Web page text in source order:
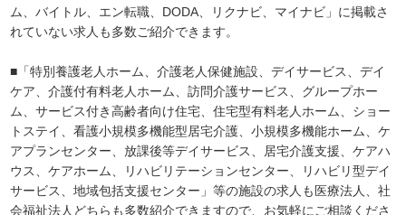
ム、バイトル、エン転職、DODA、リクナビ、マイナビ」に掲載さ
れていない求人も多数ご紹介できます。
■「特別養護老人ホーム、介護老人保健施設、デイサービス、デイ
ケア、介護付有料老人ホーム、訪問介護サービス、グループホー
ム、サービス付き高齢者向け住宅、住宅型有料老人ホーム、ショー
トステイ、看護小規模多機能型居宅介護、小規模多機能ホーム、ケ
アプランセンター、放課後等デイサービス、居宅介護支援、ケアハ
ウス、ケアホーム、リハビリテーションセンター、リハビリ型デイ
サービス、地域包括支援センター」等の施設の求人も医療法人、社
会福祉法人どちらも多数紹介できますので、お気軽にご相談くださ